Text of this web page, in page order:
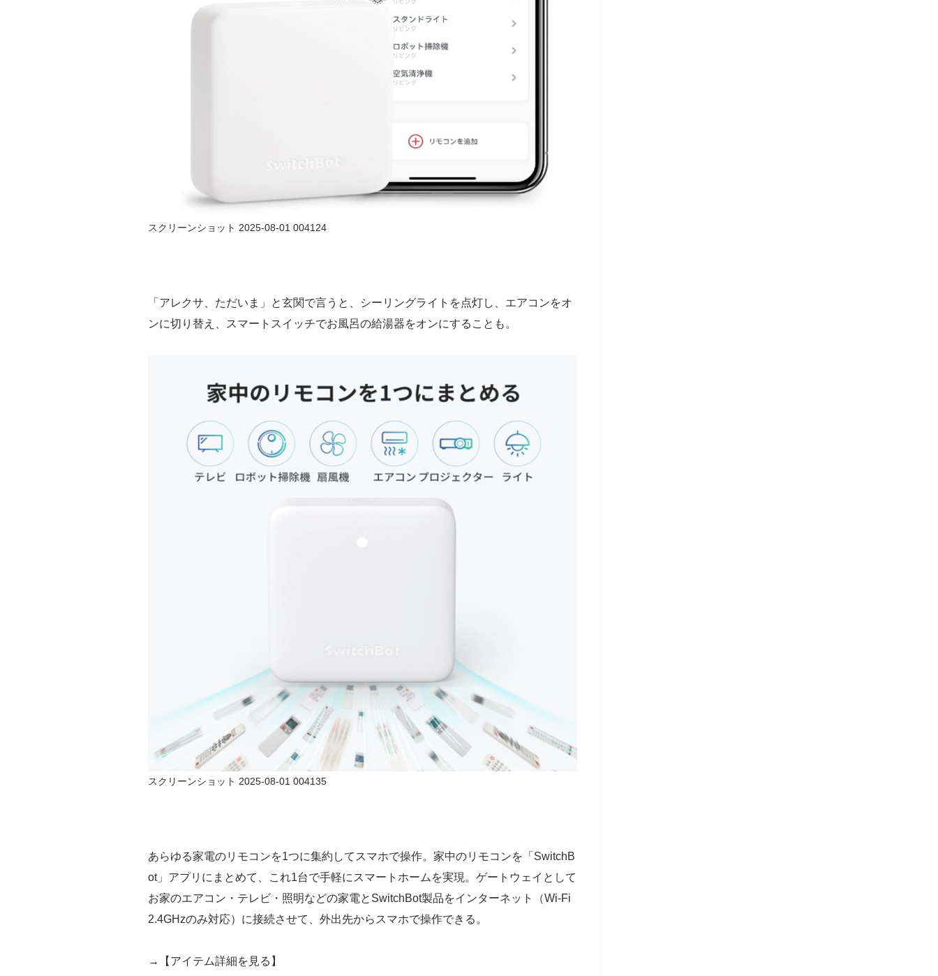
スクリーンショット 2025-08-01 004124
「アレクサ、ただいま」と玄関で言うと、シーリングライトを点灯し、エアコンをオ
ンに切り替え、スマートスイッチでお風呂の給湯器をオンにすることも。
スクリーンショット 2025-08-01 004135
あらゆる家電のリモコンを1つに集約してスマホで操作。家中のリモコンを「SwitchB
ot」アプリにまとめて、これ1台で手軽にスマートホームを実現。ゲートウェイとして
お家のエアコン・テレビ・照明などの家電とSwitchBot製品をインターネット（Wi-Fi
2.4GHzのみ対応）に接続させて、外出先からスマホで操作できる。
→【アイテム詳細を見る】